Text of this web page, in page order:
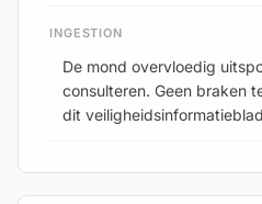
INGESTION
De mond overvloedig
consulteren. Geen braken
dit